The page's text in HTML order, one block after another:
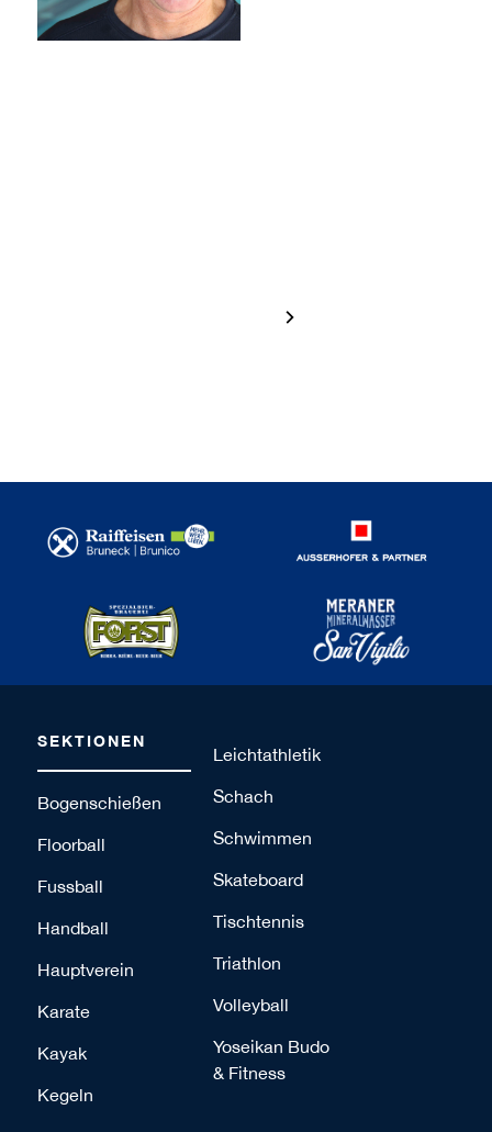
Hannah
Brugger
SEKTIONEN
Bogenschießen
Floorball
Fussball
Handball
Hauptverein
Karate
Kayak
Kegeln
Leichtathletik
Schach
Schwimmen
Skateboard
Tischtennis
Triathlon
Volleyball
Yoseikan Budo
& Fitness